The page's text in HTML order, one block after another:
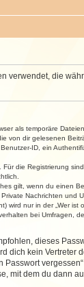
verwendet, die
als temporäre
von dir gelesenen
ID, ein
die Registrierung
gilt, wenn du einen
Nachrichten und
wird nur in der „Wer
bei Umfragen,
dieses
dich kein
mit dem du dann